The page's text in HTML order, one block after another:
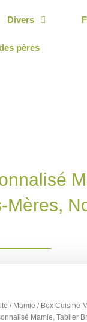
Divers
pères
/ Mamie / Box Cuisine
Mamie, Tablier